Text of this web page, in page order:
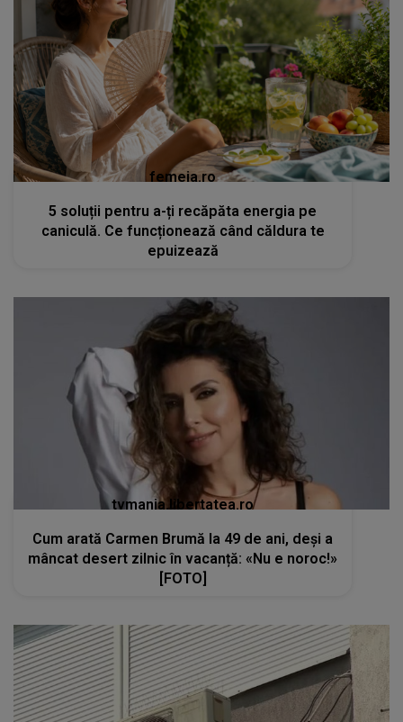
femeia.ro
5 soluții pentru a-ți recăpăta energia pe
caniculă. Ce funcționează când căldura te
epuizează
tvmania.libertatea.ro
Cum arată Carmen Brumă la 49 de ani, deși a
mâncat desert zilnic în vacanță: «Nu e noroc!»
[FOTO]